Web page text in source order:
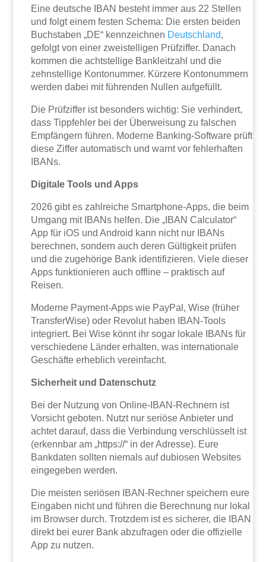
Eine deutsche IBAN besteht immer aus 22 Stellen
und folgt einem festen Schema: Die ersten beiden
Buchstaben „DE“ kennzeichnen Deutschland,
gefolgt von einer zweistelligen Prüfziffer. Danach
kommen die achtstellige Bankleitzahl und die
zehnstellige Kontonummer. Kürzere Kontonummern
werden dabei mit führenden Nullen aufgefüllt.
Die Prüfziffer ist besonders wichtig: Sie verhindert,
dass Tippfehler bei der Überweisung zu falschen
Empfängern führen. Moderne Banking-Software prüft
diese Ziffer automatisch und warnt vor fehlerhaften
IBANs.
Digitale Tools und Apps
2026 gibt es zahlreiche Smartphone-Apps, die beim
Umgang mit IBANs helfen. Die „IBAN Calculator“
App für iOS und Android kann nicht nur IBANs
berechnen, sondern auch deren Gültigkeit prüfen
und die zugehörige Bank identifizieren. Viele dieser
Apps funktionieren auch offline – praktisch auf
Reisen.
Moderne Payment-Apps wie PayPal, Wise (früher
TransferWise) oder Revolut haben IBAN-Tools
integriert. Bei Wise könnt ihr sogar lokale IBANs für
verschiedene Länder erhalten, was internationale
Geschäfte erheblich vereinfacht.
Sicherheit und Datenschutz
Bei der Nutzung von Online-IBAN-Rechnern ist
Vorsicht geboten. Nutzt nur seriöse Anbieter und
achtet darauf, dass die Verbindung verschlüsselt ist
(erkennbar am „https://“ in der Adresse). Eure
Bankdaten sollten niemals auf dubiosen Websites
eingegeben werden.
Die meisten seriösen IBAN-Rechner speichern eure
Eingaben nicht und führen die Berechnung nur lokal
im Browser durch. Trotzdem ist es sicherer, die IBAN
direkt bei eurer Bank abzufragen oder die offizielle
App zu nutzen.